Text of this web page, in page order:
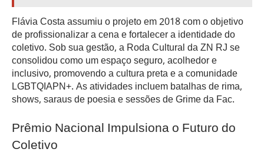
Flávia Costa assumiu o projeto em 2018 com o objetivo
de profissionalizar a cena e fortalecer a identidade do
coletivo. Sob sua gestão, a Roda Cultural da ZN RJ se
consolidou como um espaço seguro, acolhedor e
inclusivo, promovendo a cultura preta e a comunidade
LGBTQIAPN+. As atividades incluem batalhas de rima,
shows, saraus de poesia e sessões de Grime da Fac.
Prêmio Nacional Impulsiona o Futuro do
Coletivo